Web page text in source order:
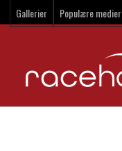
Gallerier Populære medier